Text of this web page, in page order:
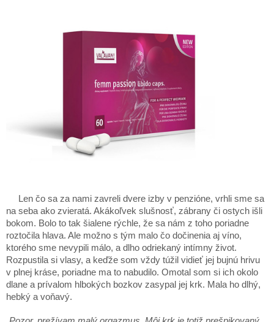
Len čo sa za nami zavreli dvere izby v penzióne, vrhli sme sa
na seba ako zvieratá. Akákoľvek slušnosť, zábrany či ostych išli
bokom. Bolo to tak šialene rýchle, že sa nám z toho poriadne
roztočila hlava. Ale možno s tým malo čo dočinenia aj víno,
ktorého sme nevypili málo, a dlho odriekaný intímny život.
Rozpustila si vlasy, a keďže som vždy túžil vidieť jej bujnú hrivu
v plnej kráse, poriadne ma to nabudilo. Omotal som si ich okolo
dlane a prívalom hlbokých bozkov zasypal jej krk. Mala ho dlhý,
hebký a voňavý.